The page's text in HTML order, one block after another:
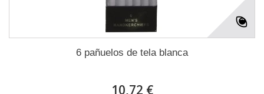
6 pañuelos de tela blanca
10,72 €